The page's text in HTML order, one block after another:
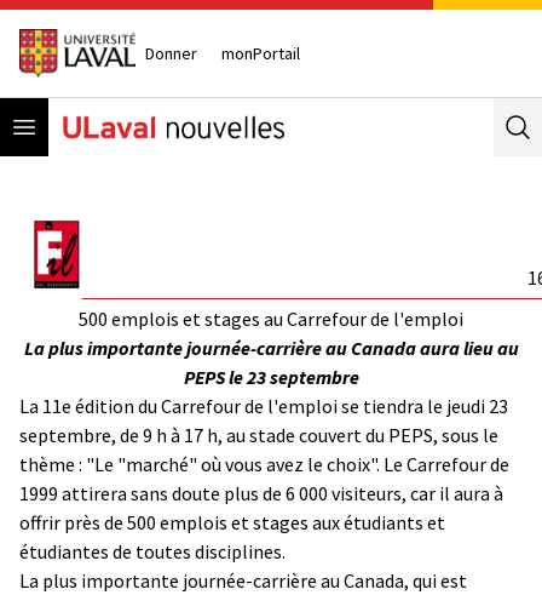
Donner monPortail
Open menu
500 emplois et stages au Carrefour de l'emploi
La plus importante journée-carrière au Canada aura lieu au
PEPS le 23 septembre
La 11e édition du Carrefour de l'emploi se tiendra le jeudi 23
septembre, de 9 h à 17 h, au stade couvert du PEPS, sous le
thème : "Le "marché" où vous avez le choix". Le Carrefour de
1999 attirera sans doute plus de 6 000 visiteurs, car il aura à
offrir près de 500 emplois et stages aux étudiants et
étudiantes de toutes disciplines.
La plus importante journée-carrière au Canada, qui est